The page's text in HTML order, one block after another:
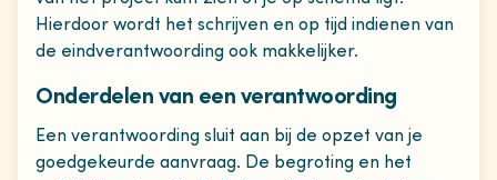
Hierdoor wordt het schrijven en op tijd indienen van
de eindverantwoording ook makkelijker.
Onderdelen van een verantwoording
Een verantwoording sluit aan bij de opzet van je
goedgekeurde aanvraag. De begroting en het